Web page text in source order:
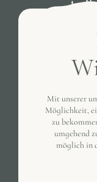
Mit unserer
Möglichkeit,
zu
umgehend
möglich in